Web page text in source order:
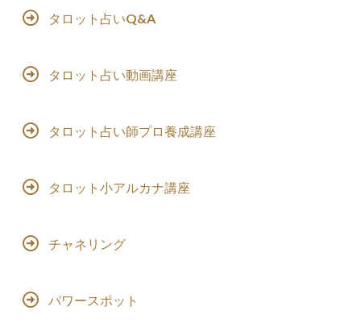
タロット占いQ&A
タロット占い動画講座
タロット占い師プロ養成講座
タロット小アルカナ講座
チャネリング
パワースポット